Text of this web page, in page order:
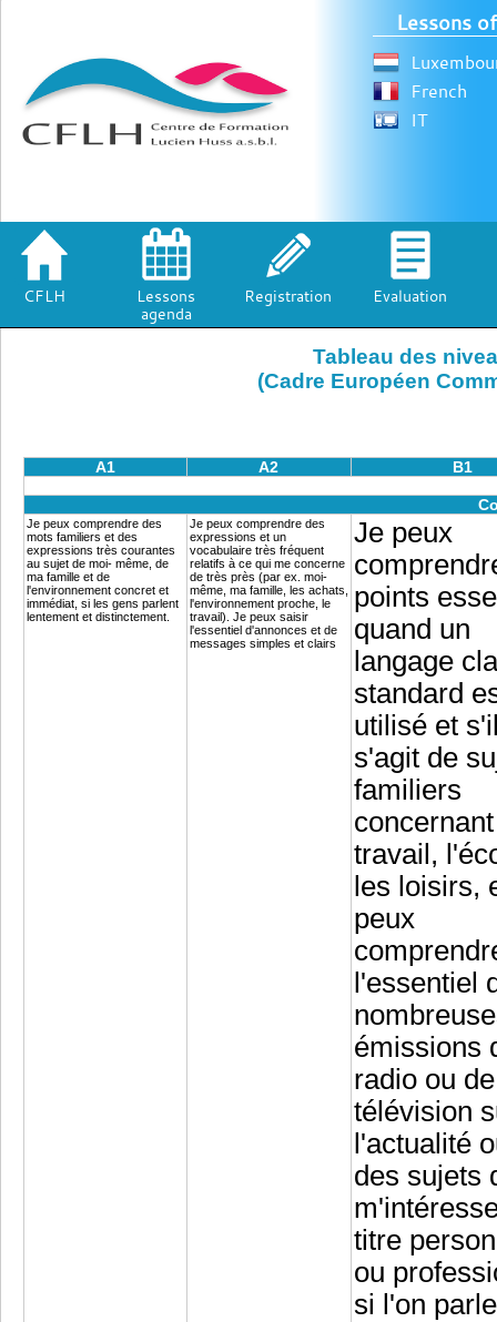
Lessons
French
IT
CFLH
Lessons
agenda
Registration Evaluation
Tableau des
(Cadre Européen
A1 A2 B1
Je peux comprendre des
mots familiers et des
expressions très courantes
au sujet de moi- même, de
ma famille et de
l'environnement concret et
immédiat, si les gens parlent
lentement et distinctement.
Je peux comprendre des
expressions et un
vocabulaire très fréquent
relatifs à ce qui me concerne
de très près (par ex. moi-
même, ma famille, les achats,
l'environnement proche, le
travail). Je peux saisir
l'essentiel d'annonces et de
messages simples et clairs
Je peux
points
quand un
langage
standard
utilisé et
s'agit de
familiers
travail,
les loisirs,
peux
l'essentiel
émissions
radio ou de
télévision
l'actualité
des sujets
titre
ou
si l'on parle